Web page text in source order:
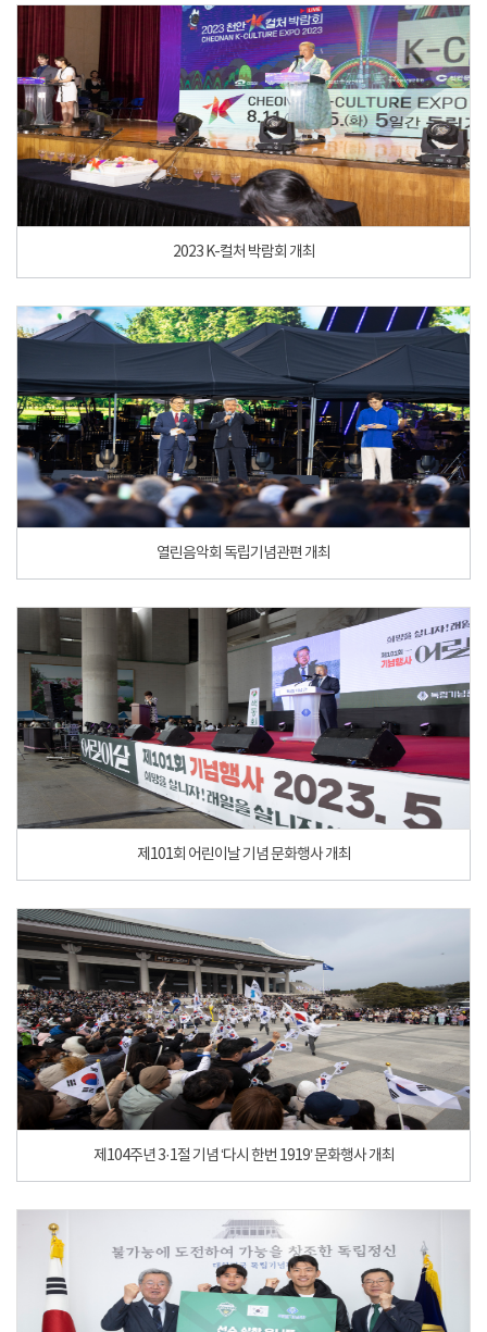
2023 K-컬처 박람회 개최
열린음악회 독립기념관편 개최
제101회 어린이날 기념 문화행사 개최
제104주년 3·1절 기념 ‘다시 한번 1919’ 문화행사 개최